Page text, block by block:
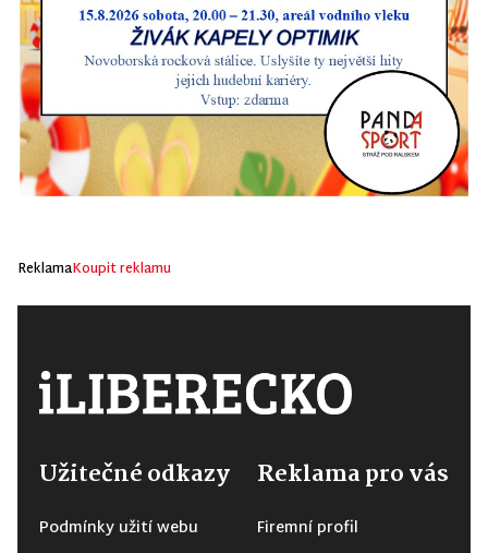
ReklamaKoupit reklamu
Užitečné odkazy
Podmínky užití webu
Reklama pro vás
Firemní profil